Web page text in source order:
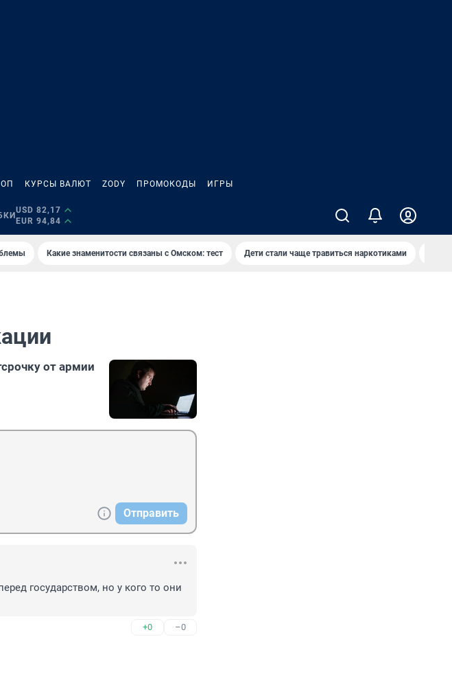
КУРСЫ ВАЛЮТ ZODY ПРОМОКОДЫ ИГРЫ
USD 82,17
EUR 94,84
Какие знаменитости связаны с Омском: тест Дети стали чаще травиться наркотиками
от армии
Отправить
государством, но у кого то они
+0 –0